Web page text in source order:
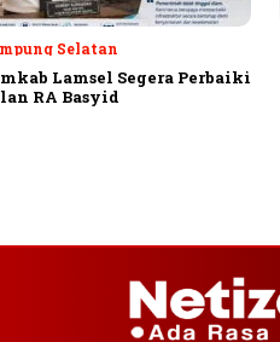
Selatan
Lamsel Segera Perbaiki
RA Basyid